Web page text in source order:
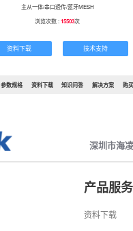
主从一体/串口透传/蓝牙MESH
浏览次数 :15503次
资料下载 技术支持
参数规格 资料下载 知识问答 解决方案 购
深圳市海
产品服务
资料下载